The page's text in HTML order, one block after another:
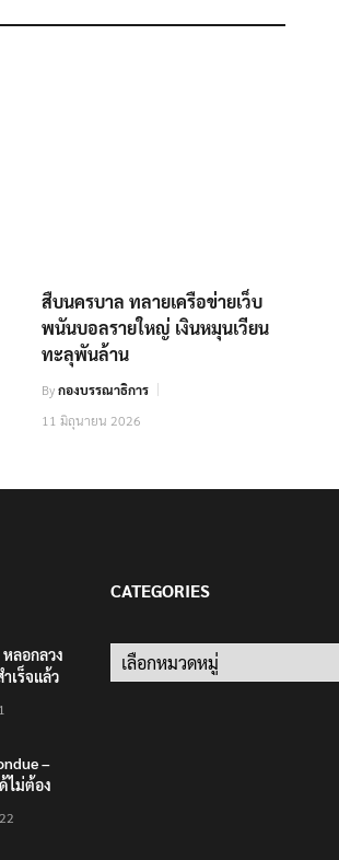
สืบนครบาล ทลายเครือข่ายเว็บ
พนันบอลรายใหญ่ เงินหมุนเวียน
ทะลุพันล้าน
Byกองบรรณาธิการ
11 มิถุนายน 2026
หลอกลวง
เร็จแล้ว
–
ไม่ต้อง
ในกรุง
CATEGORIES
Categories